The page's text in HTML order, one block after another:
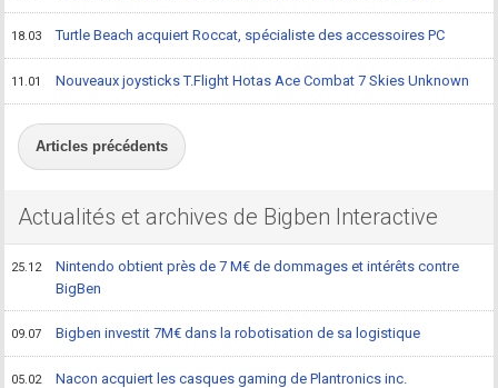
18.03 Turtle Beach acquiert Roccat, spécialiste des accessoires PC
11.01 Nouveaux joysticks T.Flight Hotas Ace Combat 7 Skies Unknown
Articles précédents
Actualités et archives de Bigben Interactive
25.12
Nintendo obtient près de 7 M€ de dommages et intérêts contre
BigBen
09.07 Bigben investit 7M€ dans la robotisation de sa logistique
05.02 Nacon acquiert les casques gaming de Plantronics inc.